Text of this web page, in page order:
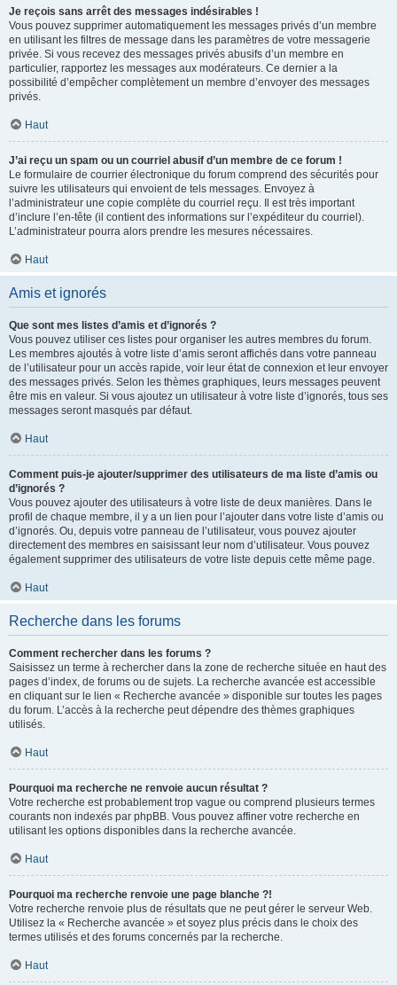
Je reçois sans arrêt des messages indésirables !
Vous pouvez supprimer automatiquement les messages privés d’un membre
en utilisant les filtres de message dans les paramètres de votre messagerie
privée. Si vous recevez des messages privés abusifs d’un membre en
particulier, rapportez les messages aux modérateurs. Ce dernier a la
possibilité d’empêcher complètement un membre d’envoyer des messages
privés.
Haut
J’ai reçu un spam ou un courriel abusif d’un membre de ce forum !
Le formulaire de courrier électronique du forum comprend des sécurités pour
suivre les utilisateurs qui envoient de tels messages. Envoyez à
l’administrateur une copie complète du courriel reçu. Il est très important
d’inclure l’en-tête (il contient des informations sur l’expéditeur du courriel).
L’administrateur pourra alors prendre les mesures nécessaires.
Haut
Amis et ignorés
Que sont mes listes d’amis et d’ignorés ?
Vous pouvez utiliser ces listes pour organiser les autres membres du forum.
Les membres ajoutés à votre liste d’amis seront affichés dans votre panneau
de l’utilisateur pour un accès rapide, voir leur état de connexion et leur envoyer
des messages privés. Selon les thèmes graphiques, leurs messages peuvent
être mis en valeur. Si vous ajoutez un utilisateur à votre liste d’ignorés, tous ses
messages seront masqués par défaut.
Haut
Comment puis-je ajouter/supprimer des utilisateurs de ma liste d’amis ou
d’ignorés ?
Vous pouvez ajouter des utilisateurs à votre liste de deux manières. Dans le
profil de chaque membre, il y a un lien pour l’ajouter dans votre liste d’amis ou
d’ignorés. Ou, depuis votre panneau de l’utilisateur, vous pouvez ajouter
directement des membres en saisissant leur nom d’utilisateur. Vous pouvez
également supprimer des utilisateurs de votre liste depuis cette même page.
Haut
Recherche dans les forums
Comment rechercher dans les forums ?
Saisissez un terme à rechercher dans la zone de recherche située en haut des
pages d’index, de forums ou de sujets. La recherche avancée est accessible
en cliquant sur le lien « Recherche avancée » disponible sur toutes les pages
du forum. L’accès à la recherche peut dépendre des thèmes graphiques
utilisés.
Haut
Pourquoi ma recherche ne renvoie aucun résultat ?
Votre recherche est probablement trop vague ou comprend plusieurs termes
courants non indexés par phpBB. Vous pouvez affiner votre recherche en
utilisant les options disponibles dans la recherche avancée.
Haut
Pourquoi ma recherche renvoie une page blanche ?!
Votre recherche renvoie plus de résultats que ne peut gérer le serveur Web.
Utilisez la « Recherche avancée » et soyez plus précis dans le choix des
termes utilisés et des forums concernés par la recherche.
Haut